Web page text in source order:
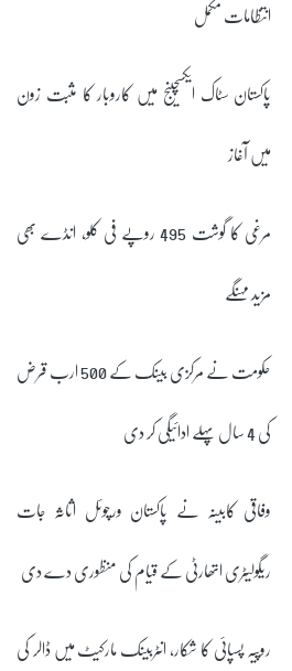
انتظامات مکمل
پاکستان سٹاک ایکسچینج میں کاروبار کا مثبت زون
میں آغاز
مرغی کا گوشت 495 روپے فی کلو، انڈے بھی
مزید مہنگے
حکومت نے مرکزی بینک کے 500 ارب قرض
کی 4 سال پہلے ادائیگی کر دی
وفاقی کابینہ نے پاکستان ورچوئل اثاثہ جات
ریگولیٹری اتھارٹی کے قیام کی منظوری دے دی
روپیہ پسپائی کا شکار، انٹربینک مارکیٹ میں ڈالر کی